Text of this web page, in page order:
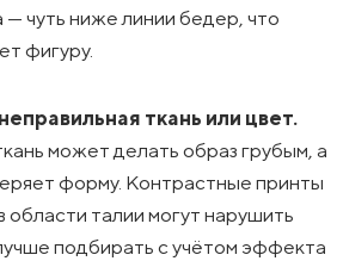
чуть ниже линии бедер, что
фигуру.
ткань или цвет.
может делать образ грубым, а
форму. Контрастные принты
области талии могут нарушить
подбирать с учётом эффекта